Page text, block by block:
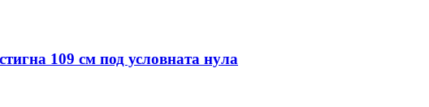
109 см под условната нула